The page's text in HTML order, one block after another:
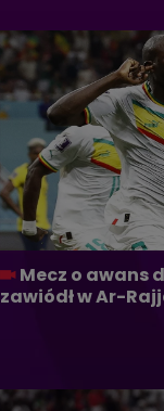
Mecz o awans
zawiódł w Ar-